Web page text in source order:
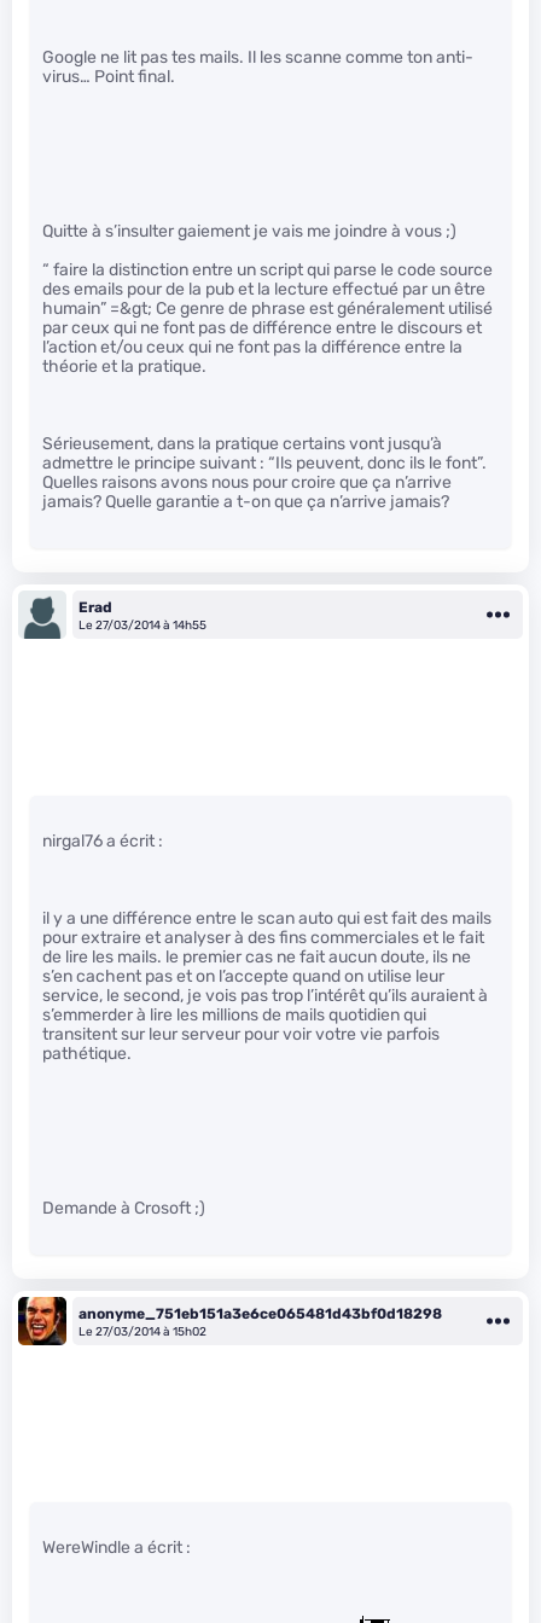
Google ne lit pas tes mails. Il les scanne comme ton anti-
virus… Point final.
Quitte à s’insulter gaiement je vais me joindre à vous ;)
“ faire la distinction entre un script qui parse le code source
des emails pour de la pub et la lecture effectué par un être
humain” =&gt; Ce genre de phrase est généralement utilisé
par ceux qui ne font pas de différence entre le discours et
l’action et/ou ceux qui ne font pas la différence entre la
théorie et la pratique.
Sérieusement, dans la pratique certains vont jusqu’à
admettre le principe suivant : “Ils peuvent, donc ils le font”.
Quelles raisons avons nous pour croire que ça n’arrive
jamais? Quelle garantie a t-on que ça n’arrive jamais?
Erad
Le 27/03/2014 à 14h55
nirgal76 a écrit :
il y a une différence entre le scan auto qui est fait des mails
pour extraire et analyser à des fins commerciales et le fait
de lire les mails. le premier cas ne fait aucun doute, ils ne
s’en cachent pas et on l’accepte quand on utilise leur
service, le second, je vois pas trop l’intérêt qu’ils auraient à
s’emmerder à lire les millions de mails quotidien qui
transitent sur leur serveur pour voir votre vie parfois
pathétique.
Demande à Crosoft ;)
anonyme_751eb151a3e6ce065481d43bf0d18298
Le 27/03/2014 à 15h02
WereWindle a écrit :